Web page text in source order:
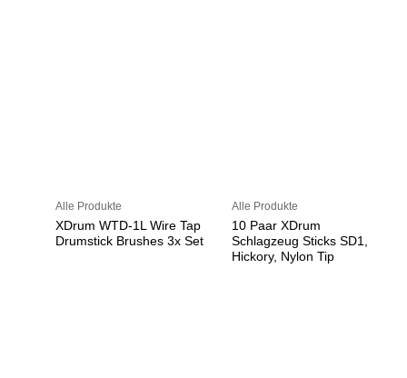
Alle Produkte
XDrum WTD-1L Wire Tap
Drumstick Brushes 3x Set
Alle Produkte
10 Paar XDrum
Schlagzeug Sticks SD1,
Hickory, Nylon Tip